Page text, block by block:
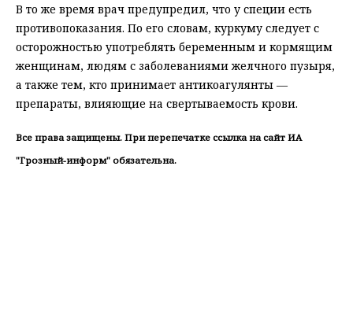
В то же время врач предупредил, что у специи есть
противопоказания. По его словам, куркуму следует с
осторожностью употреблять беременным и кормящим
женщинам, людям с заболеваниями желчного пузыря,
а также тем, кто принимает антикоагулянты —
препараты, влияющие на свертываемость крови.
Все права защищены. При перепечатке ссылка на сайт ИА
"Грозный-информ" обязательна.